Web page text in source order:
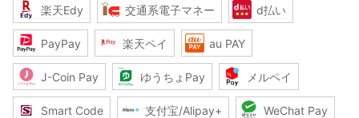
楽天Edy 交通系電子マネー d払い
PayPay 楽天ペイ au PAY
J-Coin Pay ゆうちょPay メルペイ
Smart Code 支付宝/Alipay+ WeChat Pay